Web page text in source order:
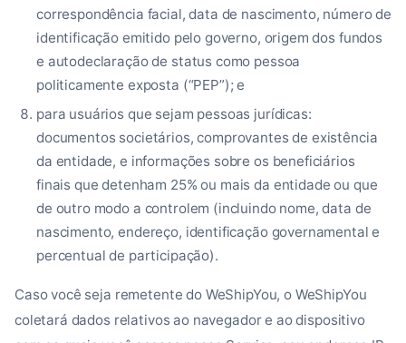
correspondência facial, data de nascimento, número de
identificação emitido pelo governo, origem dos fundos
e autodeclaração de status como pessoa
politicamente exposta (“PEP”); e
para usuários que sejam pessoas jurídicas:
documentos societários, comprovantes de existência
da entidade, e informações sobre os beneficiários
finais que detenham 25% ou mais da entidade ou que
de outro modo a controlem (incluindo nome, data de
nascimento, endereço, identificação governamental e
percentual de participação).
Caso você seja remetente do WeShipYou, o WeShipYou
coletará dados relativos ao navegador e ao dispositivo